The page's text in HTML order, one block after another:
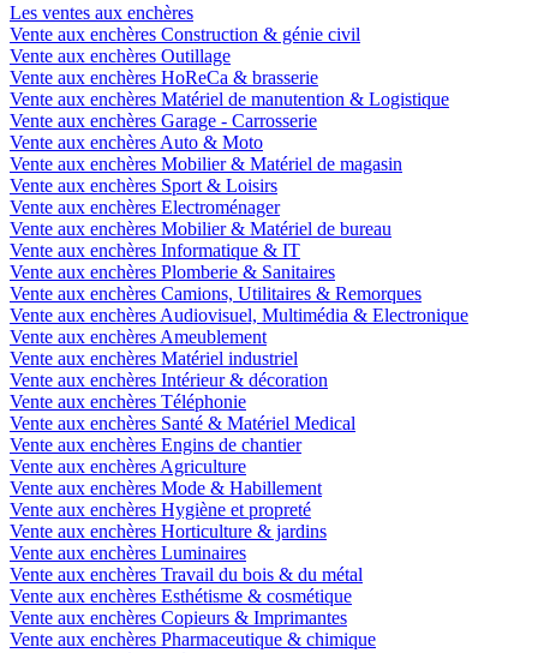
Les ventes aux enchères
Vente aux enchères Construction & génie civil
Vente aux enchères Outillage
Vente aux enchères HoReCa & brasserie
Vente aux enchères Matériel de manutention & Logistique
Vente aux enchères Garage - Carrosserie
Vente aux enchères Auto & Moto
Vente aux enchères Mobilier & Matériel de magasin
Vente aux enchères Sport & Loisirs
Vente aux enchères Electroménager
Vente aux enchères Mobilier & Matériel de bureau
Vente aux enchères Informatique & IT
Vente aux enchères Plomberie & Sanitaires
Vente aux enchères Camions, Utilitaires & Remorques
Vente aux enchères Audiovisuel, Multimédia & Electronique
Vente aux enchères Ameublement
Vente aux enchères Matériel industriel
Vente aux enchères Intérieur & décoration
Vente aux enchères Téléphonie
Vente aux enchères Santé & Matériel Medical
Vente aux enchères Engins de chantier
Vente aux enchères Agriculture
Vente aux enchères Mode & Habillement
Vente aux enchères Hygiène et propreté
Vente aux enchères Horticulture & jardins
Vente aux enchères Luminaires
Vente aux enchères Travail du bois & du métal
Vente aux enchères Esthétisme & cosmétique
Vente aux enchères Copieurs & Imprimantes
Vente aux enchères Pharmaceutique & chimique